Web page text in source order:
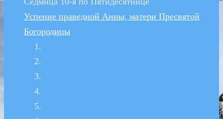
Успение праведной Анны, матери Пресвятой
Богородицы